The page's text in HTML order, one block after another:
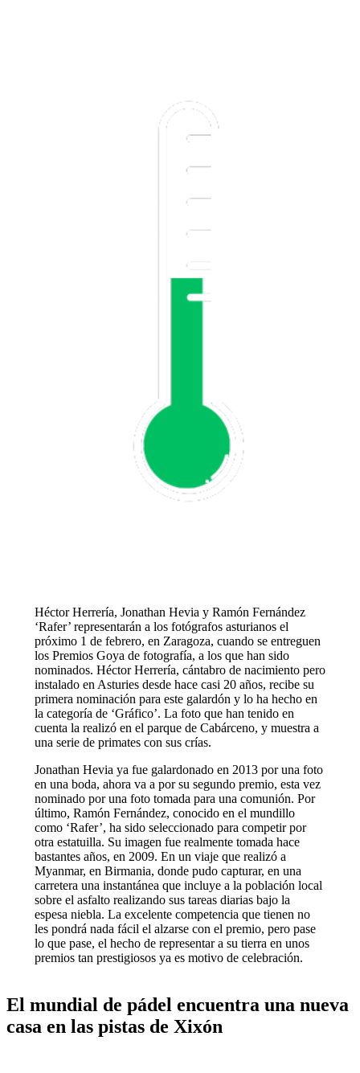
Héctor Herrería, Jonathan Hevia y Ramón Fernández
‘Rafer’ representarán a los fotógrafos asturianos el
próximo 1 de febrero, en Zaragoza, cuando se entreguen
los Premios Goya de fotografía, a los que han sido
nominados. Héctor Herrería, cántabro de nacimiento pero
instalado en Asturies desde hace casi 20 años, recibe su
primera nominación para este galardón y lo ha hecho en
la categoría de ‘Gráfico’. La foto que han tenido en
cuenta la realizó en el parque de Cabárceno, y muestra a
una serie de primates con sus crías.
Jonathan Hevia ya fue galardonado en 2013 por una foto
en una boda, ahora va a por su segundo premio, esta vez
nominado por una foto tomada para una comunión. Por
último, Ramón Fernández, conocido en el mundillo
como ‘Rafer’, ha sido seleccionado para competir por
otra estatuilla. Su imagen fue realmente tomada hace
bastantes años, en 2009. En un viaje que realizó a
Myanmar, en Birmania, donde pudo capturar, en una
carretera una instantánea que incluye a la población local
sobre el asfalto realizando sus tareas diarias bajo la
espesa niebla. La excelente competencia que tienen no
les pondrá nada fácil el alzarse con el premio, pero pase
lo que pase, el hecho de representar a su tierra en unos
premios tan prestigiosos ya es motivo de celebración.
El mundial de pádel encuentra una nueva
casa en las pistas de Xixón